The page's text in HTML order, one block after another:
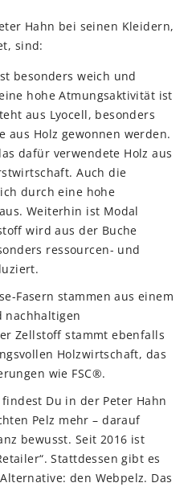
Hahn bei seinen Kleidern,
sind:
besonders weich und
hohe Atmungsaktivität ist
aus Lyocell, besonders
aus Holz gewonnen werden.
dafür verwendete Holz aus
Auch die
durch eine hohe
Weiterhin ist Modal
wird aus der Buche
ressourcen- und
Fasern stammen aus einem
nachhaltigen
Zellstoff stammt ebenfalls
Holzwirtschaft, das
wie FSC®.
Du in der Peter Hahn
Pelz mehr – darauf
bewusst. Seit 2016 ist
Stattdessen gibt es
den Webpelz. Das